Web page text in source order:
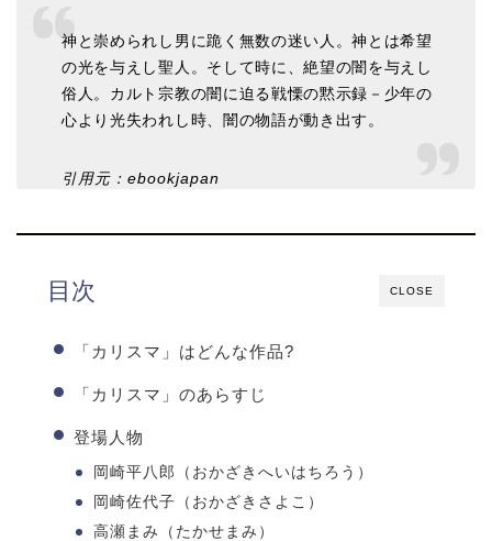
神と崇められし男に跪く無数の迷い人。神とは希望
の光を与えし聖人。そして時に、絶望の闇を与えし
俗人。カルト宗教の闇に迫る戦慄の黙示録－少年の
心より光失われし時、闇の物語が動き出す。
引用元：ebookjapan
CLOSE
目次
「カリスマ」はどんな作品?
「カリスマ」のあらすじ
登場人物
岡崎平八郎（おかざきへいはちろう）
岡崎佐代子（おかざきさよこ）
高瀬まみ（たかせまみ）